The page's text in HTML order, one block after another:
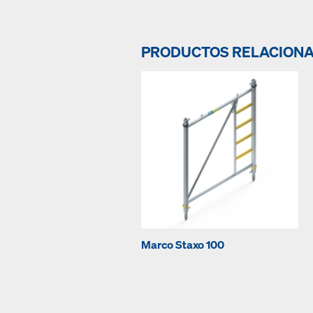
PRODUCTOS
Marco Staxo 100